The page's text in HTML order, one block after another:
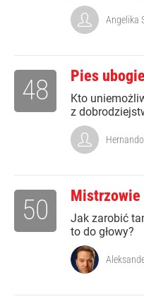
Angelika
Pies
Kto
z
48
Mistrzowie
Jak zarobić
to do głowy?
50